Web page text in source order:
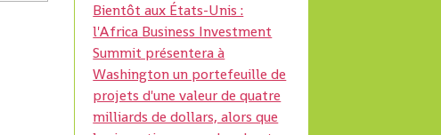
Bientôt aux États-Unis :
l'Africa Business Investment
Summit présentera à
Washington un portefeuille de
projets d'une valeur de quatre
milliards de dollars, alors que